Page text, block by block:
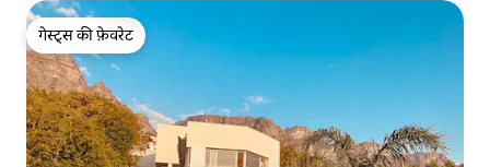
गेस्ट्स की फ़ेवरेट
गेस्ट्स की फ़ेवरेट